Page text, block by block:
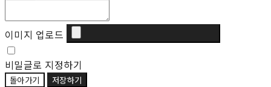
이미지 업로드
비밀글로 지정하기
돌아가기 저장하기